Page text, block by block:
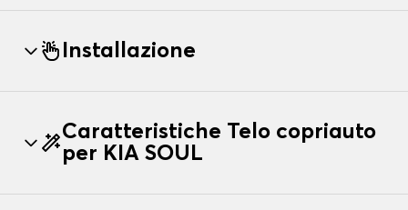
Installazione
Caratteristiche Telo copriauto
per KIA SOUL